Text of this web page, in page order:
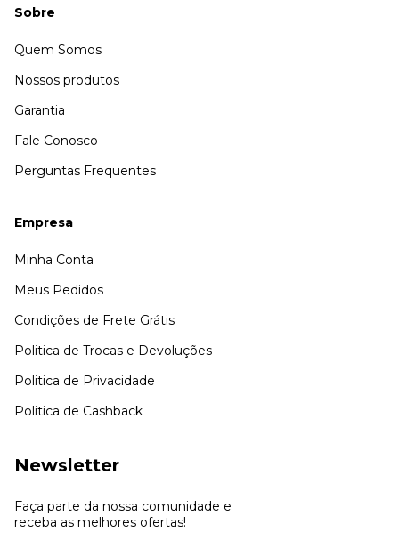
Sobre
Quem Somos
Nossos produtos
Garantia
Fale Conosco
Perguntas Frequentes
Empresa
Minha Conta
Meus Pedidos
Condições de Frete Grátis
Politica de Trocas e Devoluções
Politica de Privacidade
Politica de Cashback
Newsletter
Faça parte da nossa comunidade e
receba as melhores ofertas!